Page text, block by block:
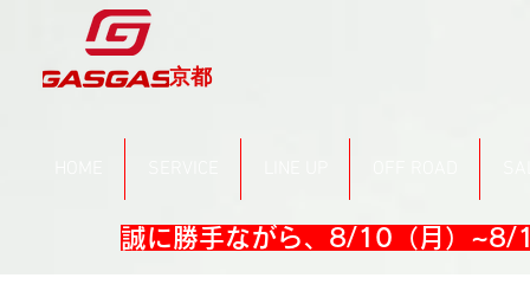
京都
誠に勝手ながら、8/10（月）~8/